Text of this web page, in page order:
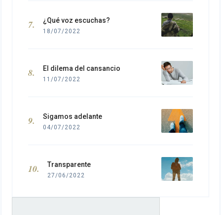
¿Qué voz escuchas?
18/07/2022
El dilema del cansancio
11/07/2022
Sigamos adelante
04/07/2022
Transparente
27/06/2022